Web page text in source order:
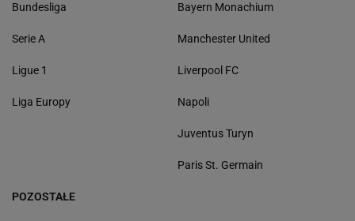
Bundesliga
Serie A
Ligue 1
Liga Europy
Bayern Monachium
Manchester United
Liverpool FC
Napoli
Juventus Turyn
Paris St. Germain
POZOSTAŁE